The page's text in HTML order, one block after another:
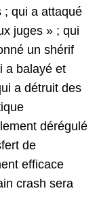
; qui a attaqué
juges » ; qui
un shérif
a balayé et
a détruit des
dérégulé
de
efficace
crash sera